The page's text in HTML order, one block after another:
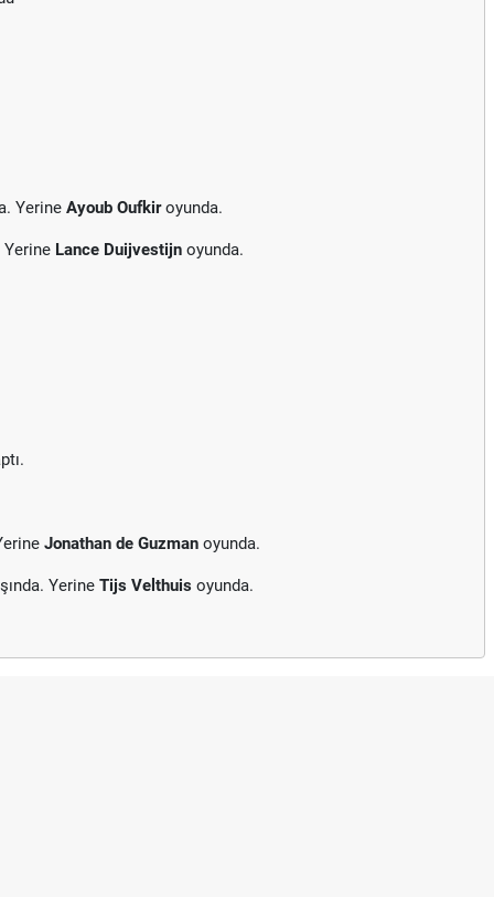
Yerine Ayoub Oufkiroyunda.
Yerine Lance Duijvestijn oyunda.
Jonathan de Guzman oyunda.
Yerine Tijs Velthuis oyunda.